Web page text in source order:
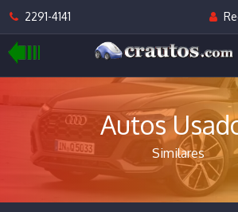
2291-4141
Autos
Similares